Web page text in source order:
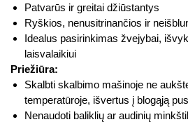
Patvarūs ir greitai džiūstantys
Ryškios, nenusitrinančios ir
Idealus pasirinkimas žvejybai,
laisvalaikiui
Priežiūra:
Skalbti skalbimo mašinoje ne
temperatūroje, išvertus į blogąją
Nenaudoti baliklių ar audinių